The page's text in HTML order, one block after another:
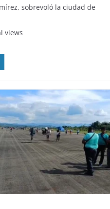
sobrevoló la ciudad de
views